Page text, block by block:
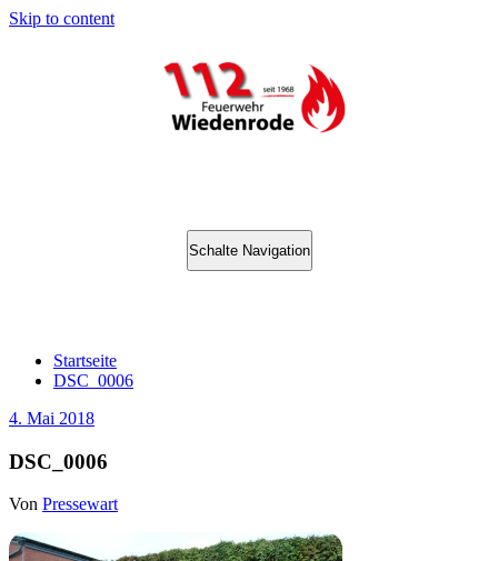
Skip to content
Schalte Navigation
Startseite
DSC_0006
4. Mai 2018
DSC_0006
Von Pressewart